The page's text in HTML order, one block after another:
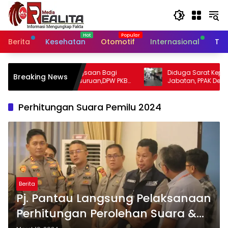
Langsung
konten
Berita
Kesehatan Otomotif Internasional
Breaking News
Bagi
PKB
Diduga Sarat Kepentingan dan Rangkap
Jabatan, PPAK Desak Pemkot Bogor
Evaluasi Pengangkatan Kabag Kesra
Perhitungan Suara Pemilu 2024
Berita
Pj. Pantau Langsung Pelaksanaan
Perhitungan Perolehan Suara &